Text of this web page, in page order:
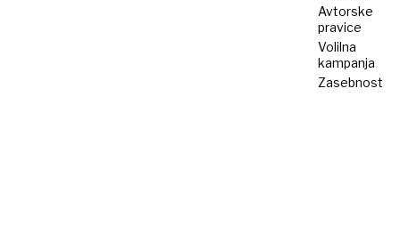
Avtorske
pravice
Volilna
kampanja
Zasebnost